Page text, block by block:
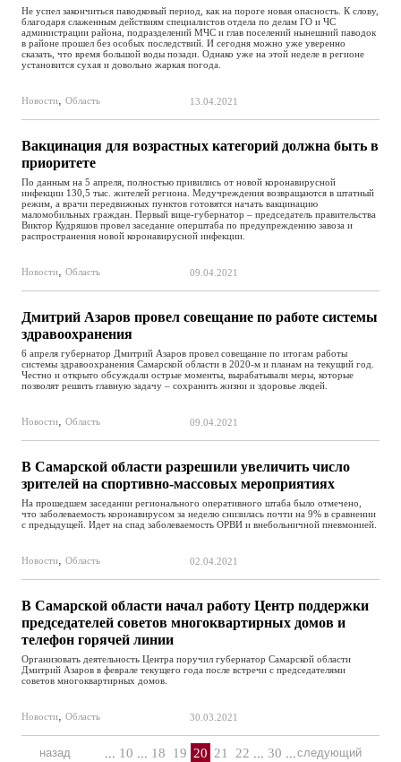
Не успел закончиться паводковый период, как на пороге новая опасность. К слову,
благодаря слаженным действиям специалистов отдела по делам ГО и ЧС
администрации района, подразделений МЧС и глав поселений нынешний паводок
в районе прошел без особых последствий. И сегодня можно уже уверенно
сказать, что время большой воды позади. Однако уже на этой неделе в регионе
установится сухая и довольно жаркая погода.
Новости,Область 13.04.2021
Вакцинация для возрастных категорий должна быть в
приоритете
По данным на 5 апреля, полностью привились от новой коронавирусной
инфекции 130,5 тыс. жителей региона. Медучреждения возвращаются в штатный
режим, а врачи передвижных пунктов готовятся начать вакцинацию
маломобильных граждан. Первый вице-губернатор – председатель правительства
Виктор Кудряшов провел заседание оперштаба по предупреждению завоза и
распространения новой коронавирусной инфекции.
Новости,Область 09.04.2021
Дмитрий Азаров провел совещание по работе системы
здравоохранения
6 апреля губернатор Дмитрий Азаров провел совещание по итогам работы
системы здравоохранения Самарской области в 2020-м и планам на текущий год.
Честно и открыто обсуждали острые моменты, вырабатывали меры, которые
позволят решить главную задачу – сохранить жизни и здоровье людей.
Новости,Область 09.04.2021
В Самарской области разрешили увеличить число
зрителей на спортивно-массовых мероприятиях
На прошедшем заседании регионального оперативного штаба было отмечено,
что заболеваемость коронавирусом за неделю снизилась почти на 9% в сравнении
с предыдущей. Идет на спад заболеваемость ОРВИ и внебольничной пневмонией.
Новости,Область 02.04.2021
В Самарской области начал работу Центр поддержки
председателей советов многоквартирных домов и
телефон горячей линии
Организовать деятельность Центра поручил губернатор Самарской области
Дмитрий Азаров в феврале текущего года после встречи с председателями
советов многоквартирных домов.
Новости,Область 30.03.2021
назад следующий
... 10 ... 18 19 20 21 22 ... 30 ...